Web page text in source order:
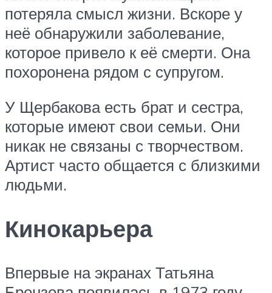
потеряла смысл жизни. Вскоре у
неё обнаружили заболевание,
которое привело к её смерти. Она
похоронена рядом с супругом.
У Щербакова есть брат и сестра,
которые имеют свои семьи. Они
никак не связаны с творчеством.
Артист часто общается с близкими
людьми.
Кинокарьера
Впервые на экранах Татьяна